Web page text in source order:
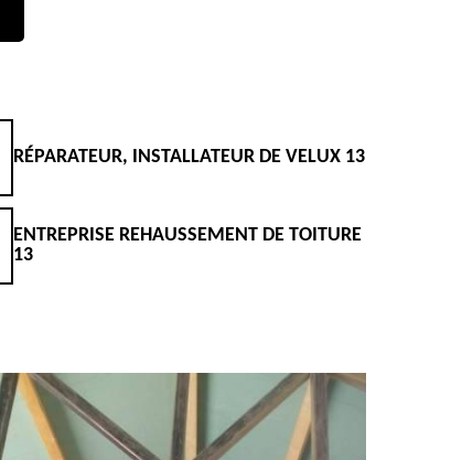
RÉPARATEUR, INSTALLATEUR DE VELUX 13
ENTREPRISE REHAUSSEMENT DE TOITURE
13